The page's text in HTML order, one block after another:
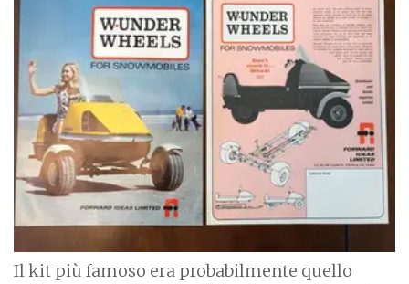
g
Il kit più famoso era probabilmente quello